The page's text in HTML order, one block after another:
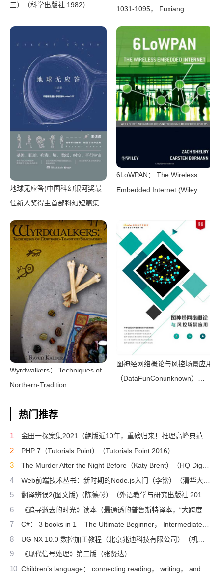
三）（科学出版社 1982）
1031-1095， Fuxiang
2009）
地球无应答(中国科幻银河奖最
佳新人奖得主首部科幻短篇集！
未来，看时间空间合伙变魔
术！)（王诺诺 [王诺诺]）（湖
南文艺出版社 2019）
6LoWPAN： The Wireless
Embedded Internet (Wiley
Networking & Distributed
Systems)（Zach Shelby，
Carsten Bormann）（Wiley
2010）
Wyrdwalkers： Techniques of
Northern-Tradition
Kaldera）（2013）
图神经网络概论与风控场景应用
（DataFunConunknown）
热门推荐
1 金田一探案集2021（絶版近10年，重磅归来！推理高峰典范，江户川乱步、青山刚昌推荐。惊骇悬念+诡秘人性，入坑推理佳选，一套10本过足瘾！精美和风装帧，日本系列销量超5500万册）（横沟正史）（壹页科技 2021）
2 PHP 7（Tutorials Point）（Tutorials Point 2016）
3 The Murder After the Night Before（Katy Brent）（HQ Digital 2024）
4 Web前端技术丛书：新时期的Node.js入门（李锴）（清华大学出版社 2017）
5 翻译辨误2(图文版)（陈德彰）（外语教学与研究出版社 2011）
6 《追寻逝去的时光》读本（最通透的普鲁斯特译本，“大跨度”节选七卷本，一字不易；附赠《普罗斯特纸上展览》）（【法】马塞尔•普鲁斯特，周克希译）（广西师范大学出版社 2015）
7 C#： 3 books in 1 – The Ultimate Beginner， Intermediate & Advanced Guides to Master C# Programming Quickly with No Experience（Mark Reed）（2022）
8 UG NX 10.0 数控加工教程（北京兆迪科技有限公司）（机械工业出版社 2016）
9 《现代信号处理》第二版（张贤达）
10 Children’s language： connecting reading， writing， and talk（Judith Wells Lindfors）（Teachers College Press 2008）